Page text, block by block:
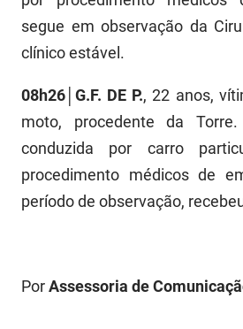
PBTUR
PBPREV
Projeto Cooperar
PROCASE
Polícia Militar
Rádio Tabajara
segue em observação da
clínico estável.
08h26│G.F. DE P., 22 anos,
moto, procedente da
conduzida por carro
procedimento médicos de
período de observação,
PorAssessoria de